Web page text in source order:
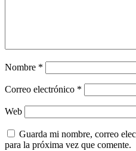
Nombre *
Correo electrónico *
Web
Guarda mi nombre, correo
para la próxima vez que comente.